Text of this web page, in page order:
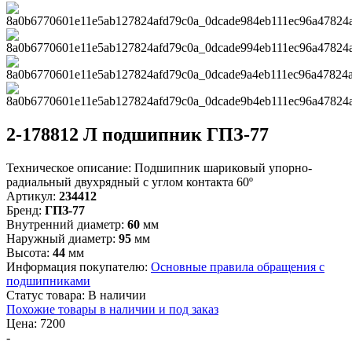
2-178812 Л подшипник ГПЗ-77
Техническое описание: Подшипник шариковый упорно-
радиальный двухрядный с углом контакта 60º
Артикул: 234412
Бренд: ГПЗ-77
Внутренний диаметр: 60 мм
Наружный диаметр: 95 мм
Высота: 44 мм
Информация покупателю: Основные правила обращения с
подшипниками
Статус товара: В наличии
Похожие товары в наличии и под заказ
Цена: 7200
-